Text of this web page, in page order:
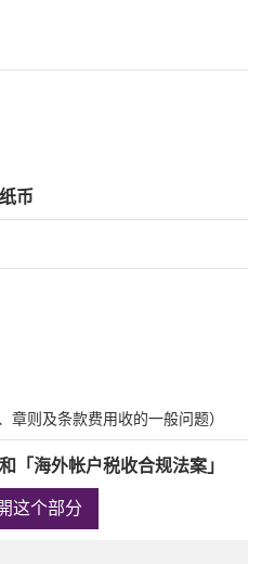
币
章则及条款费用收的一般问题）
「海外帐户税收合规法案」
这个部分